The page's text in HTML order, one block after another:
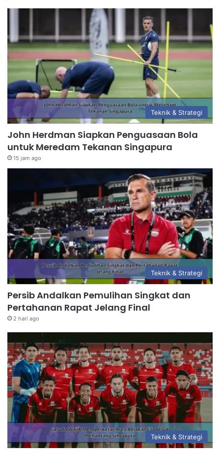
Teknik & Strategi
John Herdman Siapkan Penguasaan Bola
untuk Meredam Tekanan Singapura
15 jam ago
Teknik & Strategi
Persib Andalkan Pemulihan Singkat dan
Pertahanan Rapat Jelang Final
2 hari ago
Teknik & Strategi